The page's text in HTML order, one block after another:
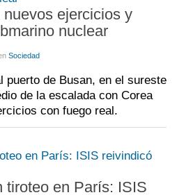
ejercicios y
nuclear
Sociedad
puerto de Busan, en el sureste
de la escalada con Corea
con fuego real.
tiroteo en París: ISIS